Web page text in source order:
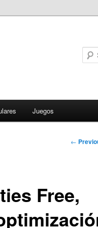
Juegos
Post
←
Free,